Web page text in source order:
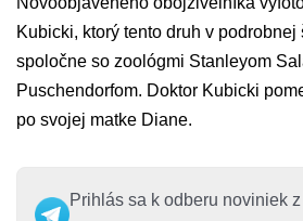
Kubicki, ktorý tento druh v podrobnej
spoločne so zoológmi Stanleyom
Puschendorfom. Doktor Kubicki
po svojej matke Diane.
Prihlás sa k odberu noviniek